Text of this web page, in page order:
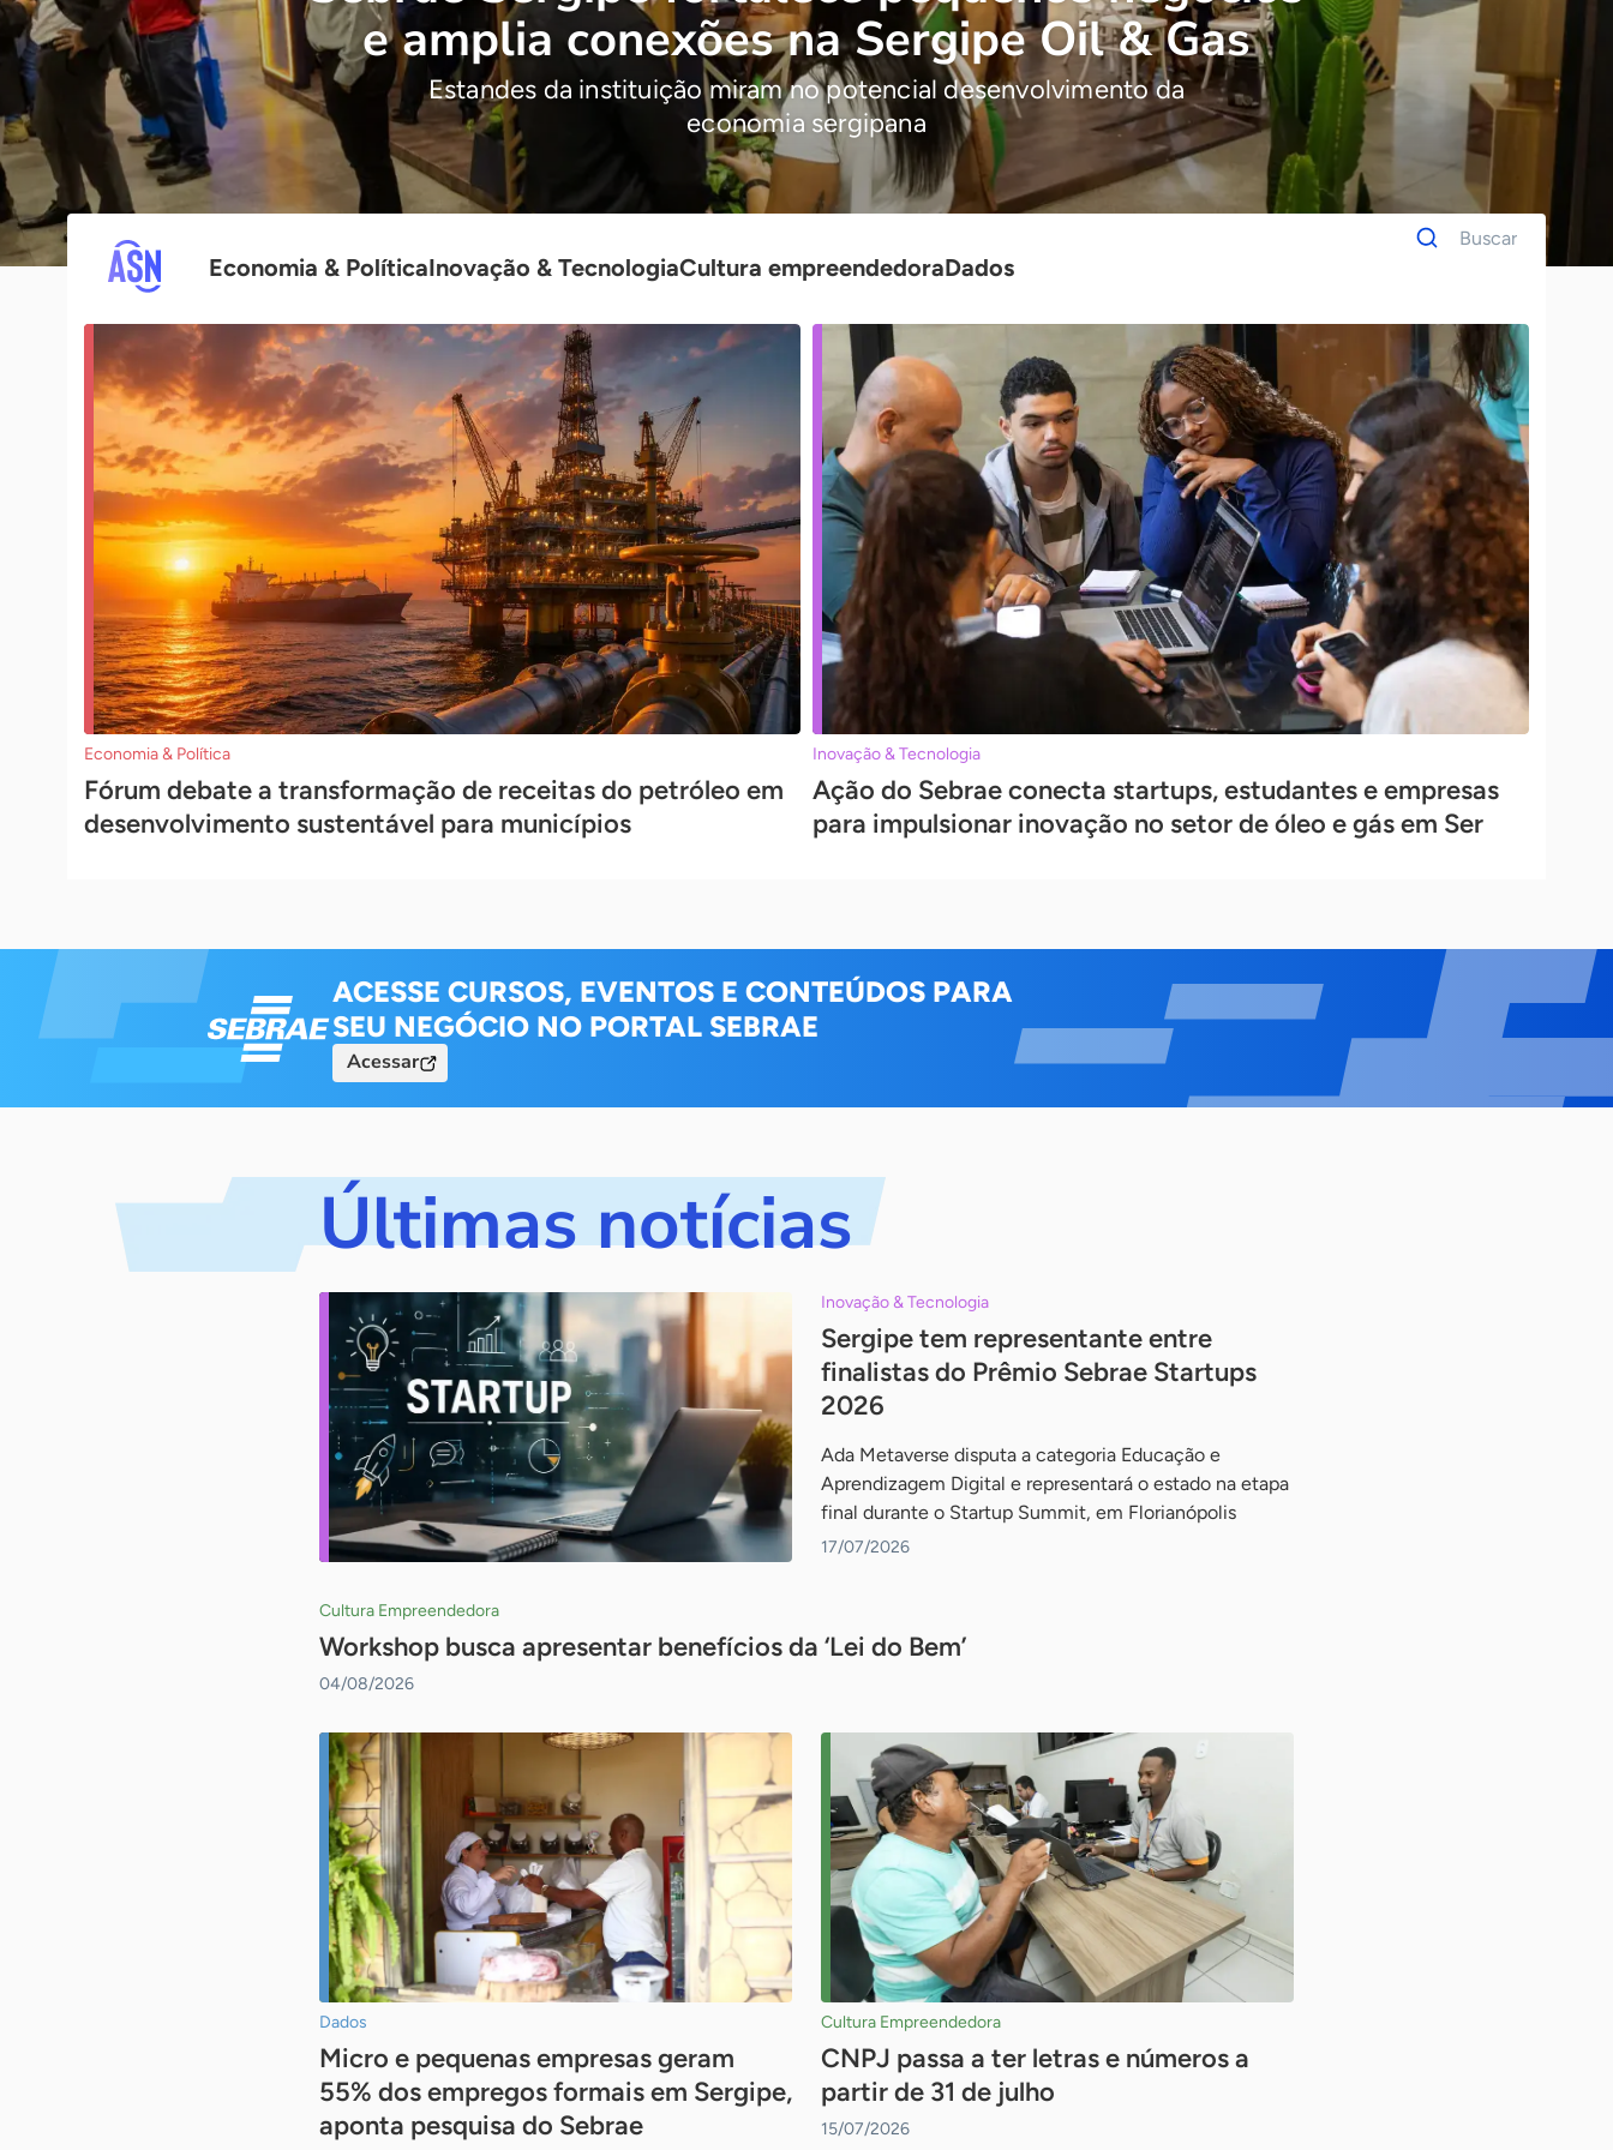
e amplia conexões na Sergipe Oil & Gas
Estandes da instituição miram no potencial desenvolvimento da
economia sergipana
Sebrae
de
Notícias
Economia & PolíticaInovação & TecnologiaCultura empreendedoraDados
Dados
para
Buscar
chave
Economia & Política
Fórum debate a transformação de receitas do petróleo em
desenvolvimento sustentável para municípios
Inovação & Tecnologia
Ação do Sebrae conecta startups, estudantes e empresas
para impulsionar inovação no setor de óleo e gás em Ser
ACESSE CURSOS, EVENTOS E CONTEÚDOS PARA
SEU NEGÓCIO NO PORTAL SEBRAE
Acessar
Últimas notícias
Inovação & Tecnologia
Sergipe tem representante entre
finalistas do Prêmio Sebrae Startups
2026
Ada Metaverse disputa a categoria Educação e
Aprendizagem Digital e representará o estado na etapa
final durante o Startup Summit, em Florianópolis
17/07/2026
Cultura Empreendedora
Workshop busca apresentar benefícios da ‘Lei do Bem’
04/08/2026
Dados
Micro e pequenas empresas geram
55% dos empregos formais em Sergipe,
aponta pesquisa do Sebrae
Cultura Empreendedora
CNPJ passa a ter letras e números a
partir de 31 de julho
15/07/2026